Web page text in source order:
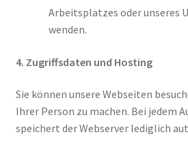
Arbeitsplatzes oder unseres
wenden.
4. Zugriffsdaten und Hosting
Sie können unsere Webseiten
Ihrer Person zu machen. Bei jedem
speichert der Webserver lediglich